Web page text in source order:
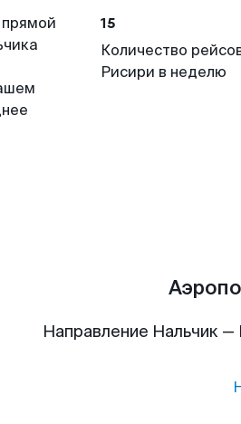
15
Количество
Рисири в неделю
Направление Нальчик